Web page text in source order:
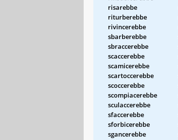
risarebbe
riturberebbe
rivincerebbe
sbarberebbe
sbraccerebbe
scaccerebbe
scamicerebbe
scartoccerebbe
scoccerebbe
scompiacerebbe
sculaccerebbe
sfaccerebbe
sforbicerebbe
sgancerebbe